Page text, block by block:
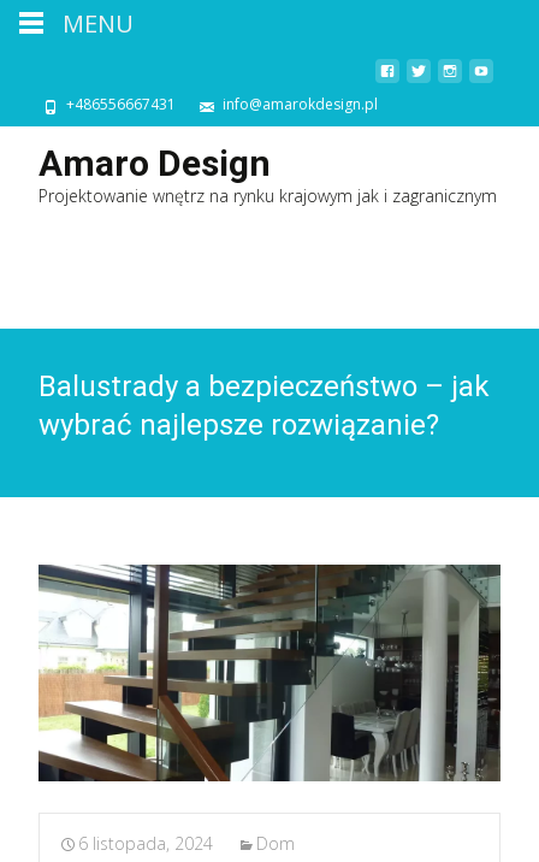
+486556667431 info@amarokdesign.pl
Amaro Design
Projektowanie wnętrz na rynku krajowym jak i zagranicznym
Balustrady a bezpieczeństwo – jak
wybrać najlepsze rozwiązanie?
6 listopada, 2024 Dom
MENU